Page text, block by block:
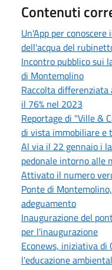
Contenuti
Un'App per
dell'acqua del
Incontro pubblico sui
di Montemolino
Raccolta differenziata
il 76% nel 2023
Reportage di "Ville &
di vista immobiliare e
Al via il 22 gennaio i
pedonale intorno alle
Attivato il numero
Ponte di
adeguamento
Inaugurazione del
per l'inaugurazione
Econews, iniziativa di
l'educazione